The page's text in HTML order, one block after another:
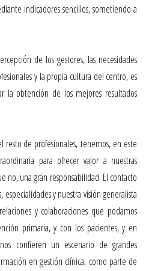
indicadores sencillos, sometiendo a
de los gestores, las necesidades
y la propia cultura del centro, es
la obtención de los mejores resultados
resto de profesionales, tenemos, en este
para ofrecer valor a nuestras
no, una gran responsabilidad. El contacto
y nuestra visión generalista
y colaboraciones que podamos
primaria, y con los pacientes, y en
confieren un escenario de grandes
en gestión clínica, como parte de